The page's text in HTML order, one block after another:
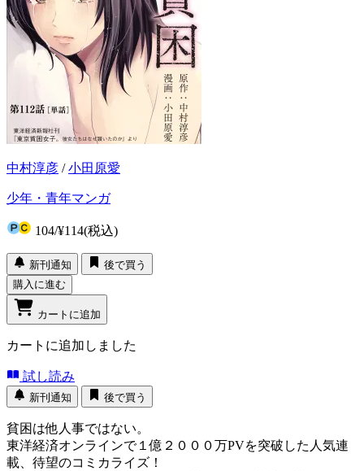
中村淳彦 /小田原愛
少年・青年マンガ
104/¥114(税込)
新刊通知
後で買う
購入に進む
カートに追加
カートに追加しました
試し読み
新刊通知 後で買う
貧困は他人事ではない。
東洋経済オンラインで１億２０００万PVを突破した人気連
載、待望のコミカライズ！